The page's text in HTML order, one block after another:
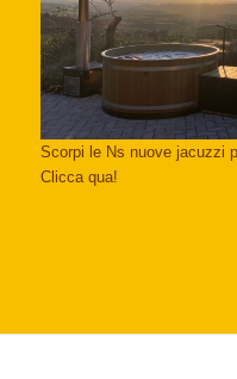
Scorpi le Ns nuove jacuzzi
Clicca qua!